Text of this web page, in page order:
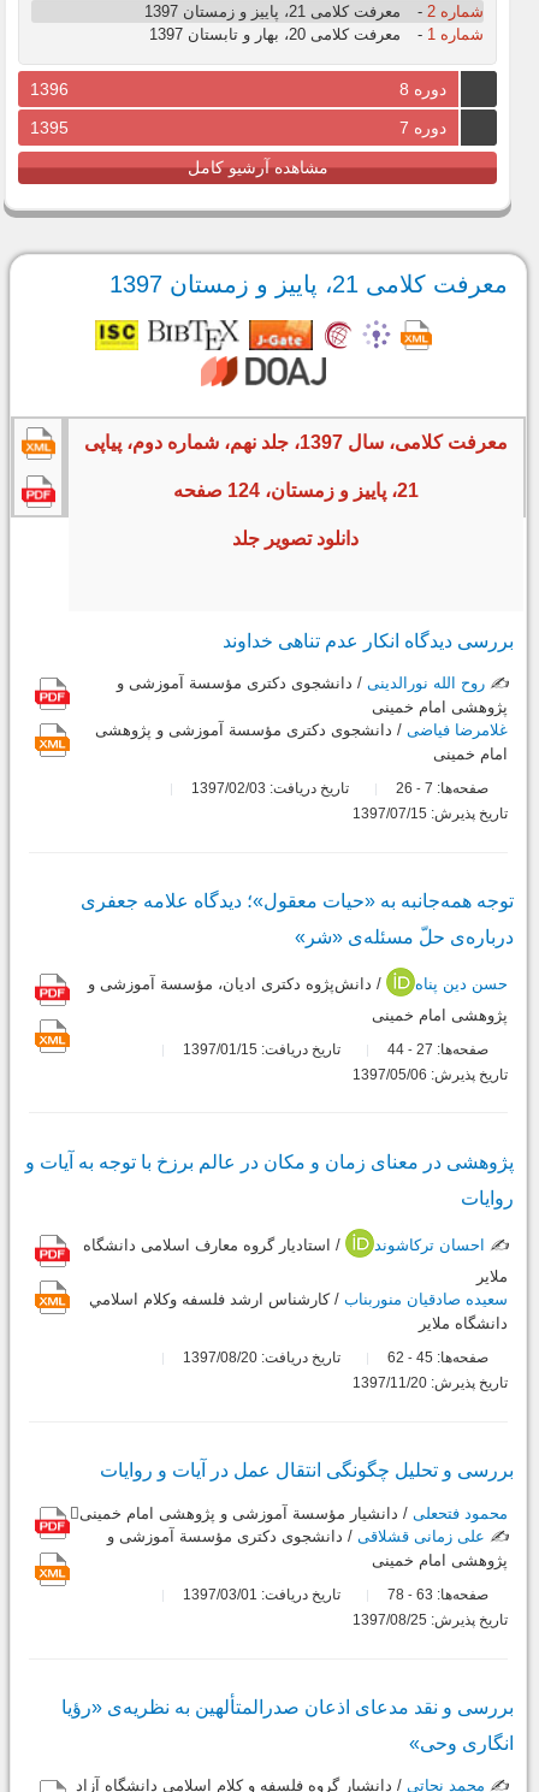
شماره 2 -
معرفت کلامی 21، پاییز و زمستان 1397
شماره 1
- معرفت کلامی 20، بهار و تابستان 1397
دوره 8
1396
دوره 7
1395
مشاهده آرشیو کامل
معرفت کلامی 21، پاییز و زمستان 1397
معرفت کلامی، سال 1397، جلد نهم، شماره دوم، پیاپی
21، پاییز و زمستان، 124 صفحه
دانلود تصویر جلد
بررسی دیدگاه انکار عدم ‌تناهی خداوند
✍️ روح الله نورالدینی / دانشجوی دکتری مؤسسة آموزشی و
پژوهشی امام خمینی
غلامرضا فیاضی / دانشجوی دکتری مؤسسة آموزشی و پژوهشی
امام خمینی
صفحه‌ها: 7
-
تاریخ دریافت: 1397/02/03
تاریخ پذیرش: 1397/07/15
توجه همه‌جانبه به «حیات معقول»؛ دیدگاه علامه جعفری
درباره‌ی حلّ مسئله‌ی «شر»
حسن دین پناه
/ دانش‌پژوه دکتری ادیان، مؤسسة آموزشی و
پژوهشی امام خمینی
صفحه‌ها: 27
-
تاریخ دریافت: 1397/01/15
تاریخ پذیرش: 1397/05/06
پژوهشی در معنای زمان و مکان در عالم برزخ با توجه به آیات و
روایات
✍️ احسان ترکاشوند
/ استادیار گروه معارف اسلامی دانشگاه
ملایر
سعیده صادقیان منوربناب / کارشناس ارشد فلسفه وكلام اسلامي
دانشگاه ملاير
صفحه‌ها: 45
-
تاریخ دریافت: 1397/08/20
تاریخ پذیرش: 1397/11/20
بررسی و تحلیل چگونگی انتقال عمل در آیات و روایات
محمود فتحعلی / دانشیار مؤسسة آموزشی و پژوهشی امام خمینی
✍️ علی زمانی قشلاقی / دانشجوی دکتری مؤسسة آموزشی و
پژوهشی امام خمینی
صفحه‌ها: 63
-
تاریخ دریافت: 1397/03/01
تاریخ پذیرش: 1397/08/25
بررسی و نقد مدعای اذعان صدرالمتألهین به نظریه‌ی «رؤیا
انگاری وحی»
✍️ محمد نجاتی / دانشیار گروه فلسفه و کلام اسلامی دانشگاه آزاد